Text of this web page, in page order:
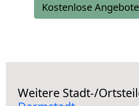
Kostenlose
Weitere Stadt-/